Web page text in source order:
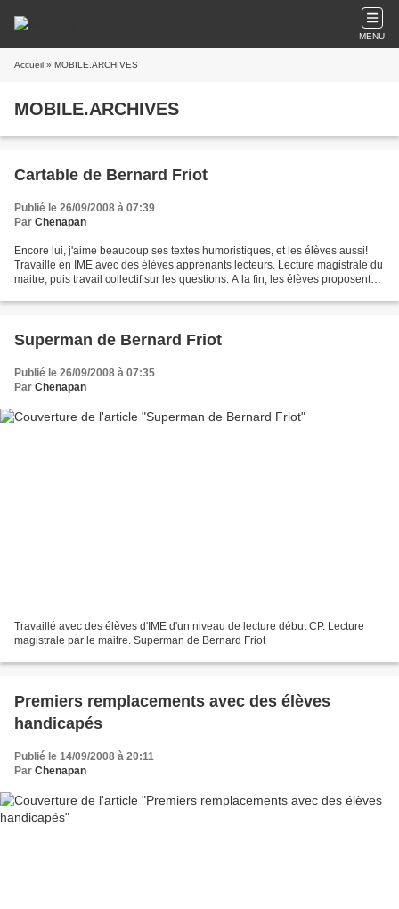
MENU
Accueil » MOBILE.ARCHIVES
MOBILE.ARCHIVES
Cartable de Bernard Friot
Publié le 26/09/2008 à 07:39
Par Chenapan
Encore lui, j'aime beaucoup ses textes humoristiques, et les élèves aussi!
Travaillé en IME avec des élèves apprenants lecteurs. Lecture magistrale du
maitre, puis travail collectif sur les questions. A la fin, les élèves proposent
Superman de Bernard Friot
Publié le 26/09/2008 à 07:35
Par Chenapan
Travaillé avec des élèves d'IME d'un niveau de lecture début CP. Lecture
magistrale par le maitre. Superman de Bernard Friot
Premiers remplacements avec des élèves
handicapés
Publié le 14/09/2008 à 20:11
Par Chenapan